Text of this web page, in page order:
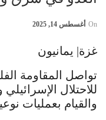
On أغسطس 14, 2025
غزة| يمانيون
تواصل المقاومة
للاحتلال
والقيام بعمليات